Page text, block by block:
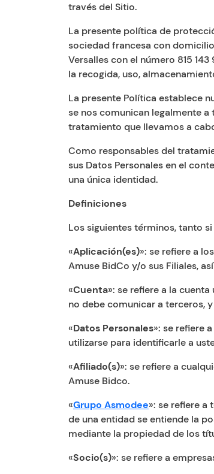
través del Sitio.
La presente política de
sociedad francesa con
Versalles con el número 815
la recogida, uso,
La presente Política establece
se nos comunican legalmente
tratamiento que llevamos a
Como responsables del
sus Datos Personales en el
una única identidad.
Definiciones
Los siguientes términos, tanto
«Aplicación(es)»: se refiere a
Amuse BidCo y/o sus Filiales,
«Cuenta»: se refiere a la
no debe comunicar a terceros,
«Datos Personales»: se refiere
utilizarse para identificarle a
«Afiliado(s)»: se refiere a
Amuse Bidco.
«Grupo Asmodee»: se refiere a
de una entidad se entiende la
mediante la propiedad de los
«Socio(s)»: se refiere a